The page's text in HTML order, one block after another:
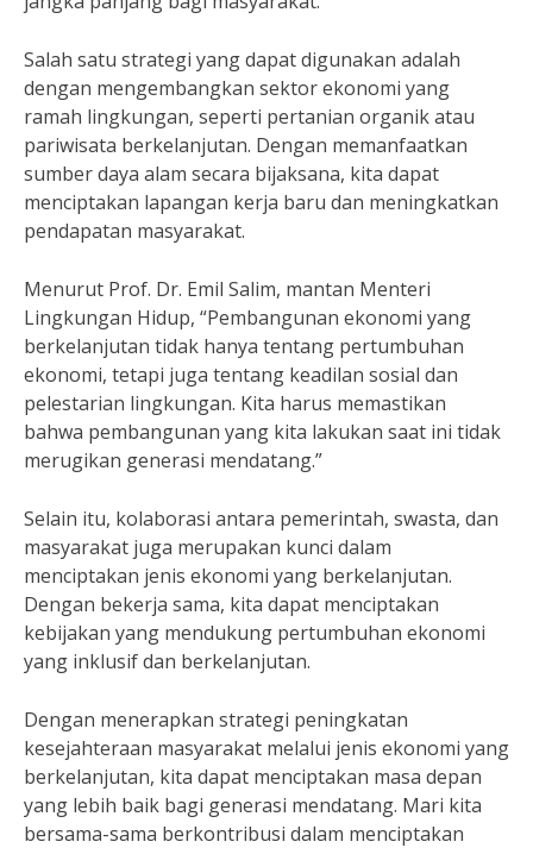
Salah satu strategi yang dapat digunakan adalah
dengan mengembangkan sektor ekonomi yang
ramah lingkungan, seperti pertanian organik atau
pariwisata berkelanjutan. Dengan memanfaatkan
sumber daya alam secara bijaksana, kita dapat
menciptakan lapangan kerja baru dan meningkatkan
pendapatan masyarakat.
Menurut Prof. Dr. Emil Salim, mantan Menteri
Lingkungan Hidup, “Pembangunan ekonomi yang
berkelanjutan tidak hanya tentang pertumbuhan
ekonomi, tetapi juga tentang keadilan sosial dan
pelestarian lingkungan. Kita harus memastikan
bahwa pembangunan yang kita lakukan saat ini tidak
merugikan generasi mendatang.”
Selain itu, kolaborasi antara pemerintah, swasta, dan
masyarakat juga merupakan kunci dalam
menciptakan jenis ekonomi yang berkelanjutan.
Dengan bekerja sama, kita dapat menciptakan
kebijakan yang mendukung pertumbuhan ekonomi
yang inklusif dan berkelanjutan.
Dengan menerapkan strategi peningkatan
kesejahteraan masyarakat melalui jenis ekonomi yang
berkelanjutan, kita dapat menciptakan masa depan
yang lebih baik bagi generasi mendatang. Mari kita
bersama-sama berkontribusi dalam menciptakan